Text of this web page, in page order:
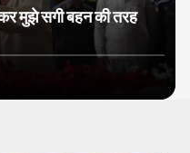
मुझे सगी बहन की तरह